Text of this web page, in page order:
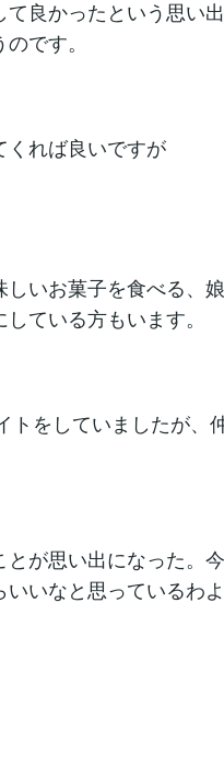
良かったという思い
です。
くれば良いですが
いお菓子を食べる、
ている方もいます。
をしていましたが、
が思い出になった。
いなと思っているわよ